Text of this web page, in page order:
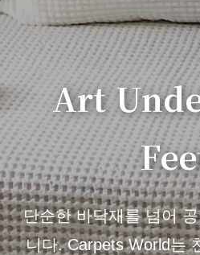
Art
단순한 바닥재를 넘어
니다. Carpets World는